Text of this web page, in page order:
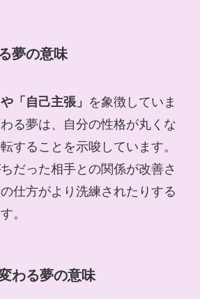
夢の意味
「自己主張」 を象徴していま
る夢は、自分の性格が丸くな
することを示唆しています。
だった相手との関係が改善さ
仕方がより洗練されたりする
。
わる夢の意味